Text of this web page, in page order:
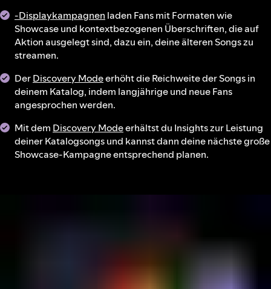
-Displaykampagnen laden Fans mit Formaten wie
Showcase und kontextbezogenen Überschriften, die auf
Aktion ausgelegt sind, dazu ein, deine älteren Songs zu
streamen.
DerDiscovery Modeerhöht die Reichweite der Songs in
deinem Katalog, indem langjährige und neue Fans
angesprochen werden.
Mit dem Discovery Modeerhältst du Insights zur Leistung
deiner Katalogsongs und kannst dann deine nächste große
Showcase-Kampagne entsprechend planen.